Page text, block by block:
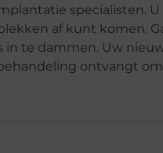
specialisten.
af kunt komen.
in te dammen. Uw
ontvangt